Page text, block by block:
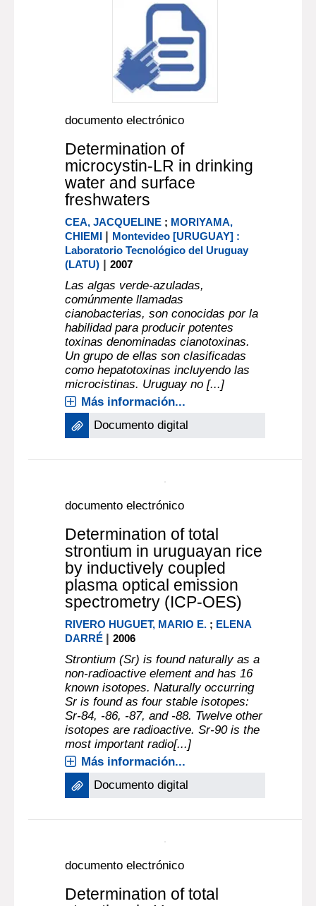
documento electrónico
Determination of
microcystin-LR in drinking
water and surface
freshwaters
CEA, JACQUELINE ; MORIYAMA,
CHIEMI | Montevideo [URUGUAY] :
Laboratorio Tecnológico del Uruguay
(LATU) |2007
Las algas verde-azuladas,
comúnmente llamadas
cianobacterias, son conocidas por la
habilidad para producir potentes
toxinas denominadas cianotoxinas.
Un grupo de ellas son clasificadas
como hepatotoxinas incluyendo las
microcistinas. Uruguay no [...]
Más información...
Documento digital
documento electrónico
Determination of total
strontium in uruguayan rice
by inductively coupled
plasma optical emission
spectrometry (ICP-OES)
RIVERO HUGUET, MARIO E.;ELENA
DARRÉ |2006
Strontium (Sr) is found naturally as a
non-radioactive element and has 16
known isotopes. Naturally occurring
Sr is found as four stable isotopes:
isotopes are radioactive. Sr-90 is the